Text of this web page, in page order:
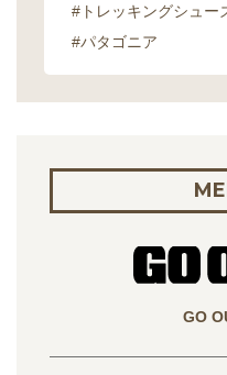
#トレッキングシュー
#パタゴニア
GO